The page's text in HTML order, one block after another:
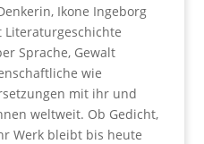
Ikone Ingeborg
Literaturgeschichte
Sprache, Gewalt
wie
mit ihr und
weltweit. Ob Gedicht,
Werk bleibt bis heute